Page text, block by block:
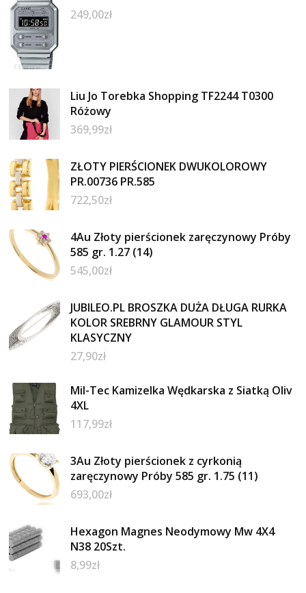
249,00zł
Liu Jo Torebka Shopping TF2244 T0300
Różowy
369,99zł
ZŁOTY PIERŚCIONEK DWUKOLOROWY
PR.00736 PR.585
722,50zł
4Au Złoty pierścionek zaręczynowy Próby
585 gr. 1.27 (14)
545,00zł
JUBILEO.PL BROSZKA DUŻA DŁUGA RURKA
KOLOR SREBRNY GLAMOUR STYL
KLASYCZNY
27,90zł
Mil-Tec Kamizelka Wędkarska z Siatką Oliv
4XL
117,99zł
3Au Złoty pierścionek z cyrkonią
zaręczynowy Próby 585 gr. 1.75 (11)
693,00zł
Hexagon Magnes Neodymowy Mw 4X4
N38 20Szt.
8,99zł